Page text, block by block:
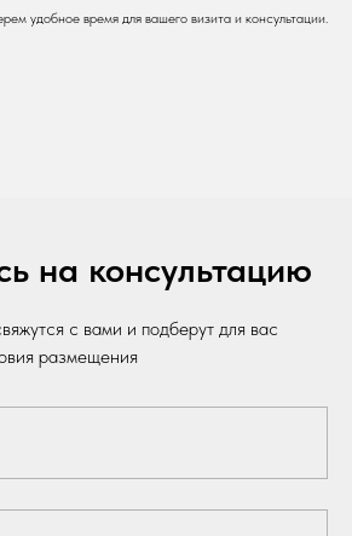
удобное время для вашего визита и консультации.
на консультацию
с вами и подберут для вас
размещения